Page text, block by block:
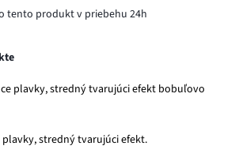
tento produkt v priebehu 24h
plavky, stredný tvarujúci efekt bobuľovo
stredný tvarujúci efekt.